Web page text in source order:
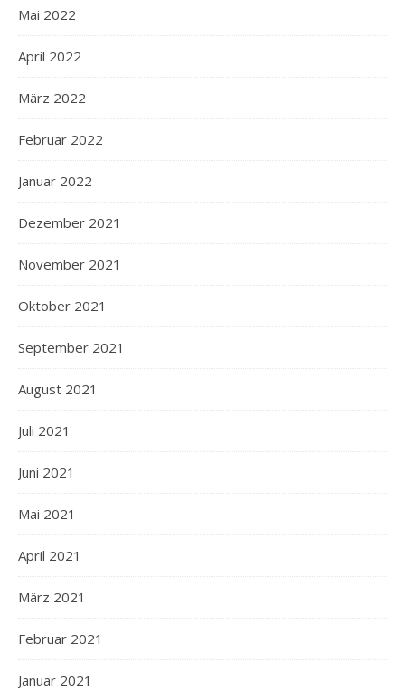
Mai 2022
April 2022
März 2022
Februar 2022
Januar 2022
Dezember 2021
November 2021
Oktober 2021
September 2021
August 2021
Juli 2021
Juni 2021
Mai 2021
April 2021
März 2021
Februar 2021
Januar 2021